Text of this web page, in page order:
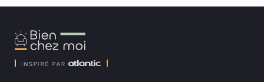
Bien
Chez